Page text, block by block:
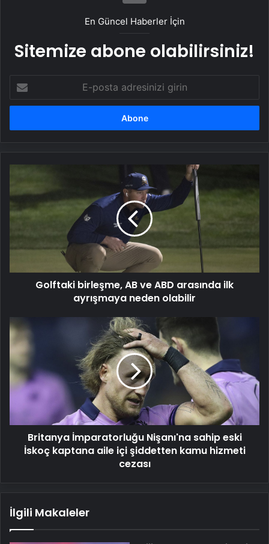
En Güncel Haberler İçin
Sitemize abone olabilirsiniz!
posta
adresinizi
Golftaki
birleşme,
AB
neden
Golftaki birleşme, AB ve ABD arasında ilk
ayrışmaya neden olabilir
Britanya
Nişanı'na
sahip
eski
İskoç
aile
içi
şiddetten
kamu
Britanya İmparatorluğu Nişanı'na sahip eski
İskoç kaptana aile içi şiddetten kamu hizmeti
cezası
İlgili Makaleler